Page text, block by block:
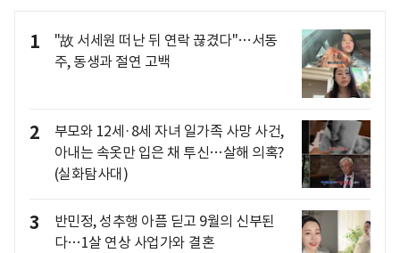
1
"故 서세원 떠난 뒤 연락 끊겼다"…서동
주, 동생과 절연 고백
2
부모와 12세·8세 자녀 일가족 사망 사건,
아내는 속옷만 입은 채 투신…살해 의혹?
(실화탐사대)
3
반민정, 성추행 아픔 딛고 9월의 신부된
다…1살 연상 사업가와 결혼